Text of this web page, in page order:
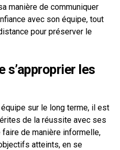
manière de communiquer
avec son équipe, tout
pour préserver le
s’approprier les
sur le long terme, il est
de la réussite avec ses
de manière informelle,
atteints, en se